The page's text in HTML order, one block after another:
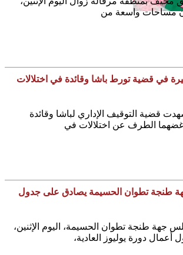
مساحات واسعة من
في قضية تورط باشا وقائدة في اختلالات
التوقيف الإداري لباشا وقائدة
غضهما الطرف عن اختلالات في
طنجة تطوان الحسيمة يصادق على جدول
طنجة تطوان الحسيمة، اليوم الإثنين،
دورة يوليوز العادية،